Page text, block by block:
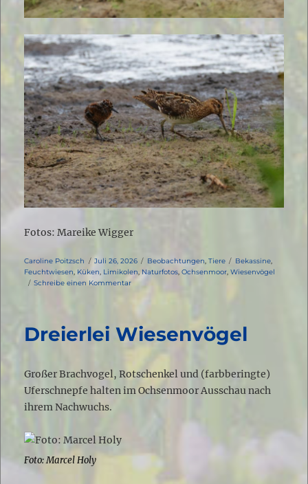
Fotos: Mareike Wigger
Autor
Caroline Poitzsch
Veröffentlicht
am
Juli 26, 2026 Kategorien
Beobachtungen, Tiere Schlagwörter
Bekassine,
Feuchtwiesen, Küken, Limikolen,Naturfotos,Ochsenmoor,Wiesenvögel
Schreibe einen Kommentarzu
Dreierlei Wiesenvögel
Großer Brachvogel, Rotschenkel und (farbberingte)
Uferschnepfe halten im Ochsenmoor Ausschau nach
ihrem Nachwuchs.
Foto: Marcel Holy